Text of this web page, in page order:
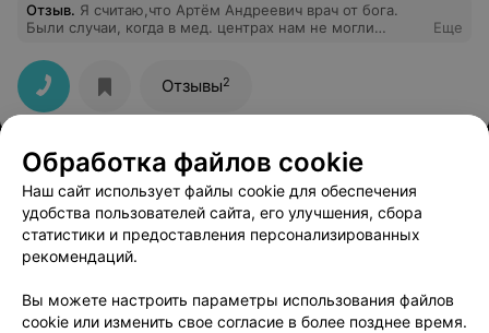
поликлиники и получить ответ на мой вопрос
Отзыв. Я считаю,что Артём Андреевич врач от бога.
Были случаи, когда в мед. центрах нам не могли
поставил правильный диагноз. Очень грамотный врач.
Еще
Отзывы2
Обработка файлов cookie
Наш сайт использует файлы cookie для обеспечения
удобства пользователей сайта, его улучшения, сбора
статистики и предоставления персонализированных
рекомендаций.
Вы можете настроить параметры использования файлов
cookie или изменить свое согласие в более позднее время.